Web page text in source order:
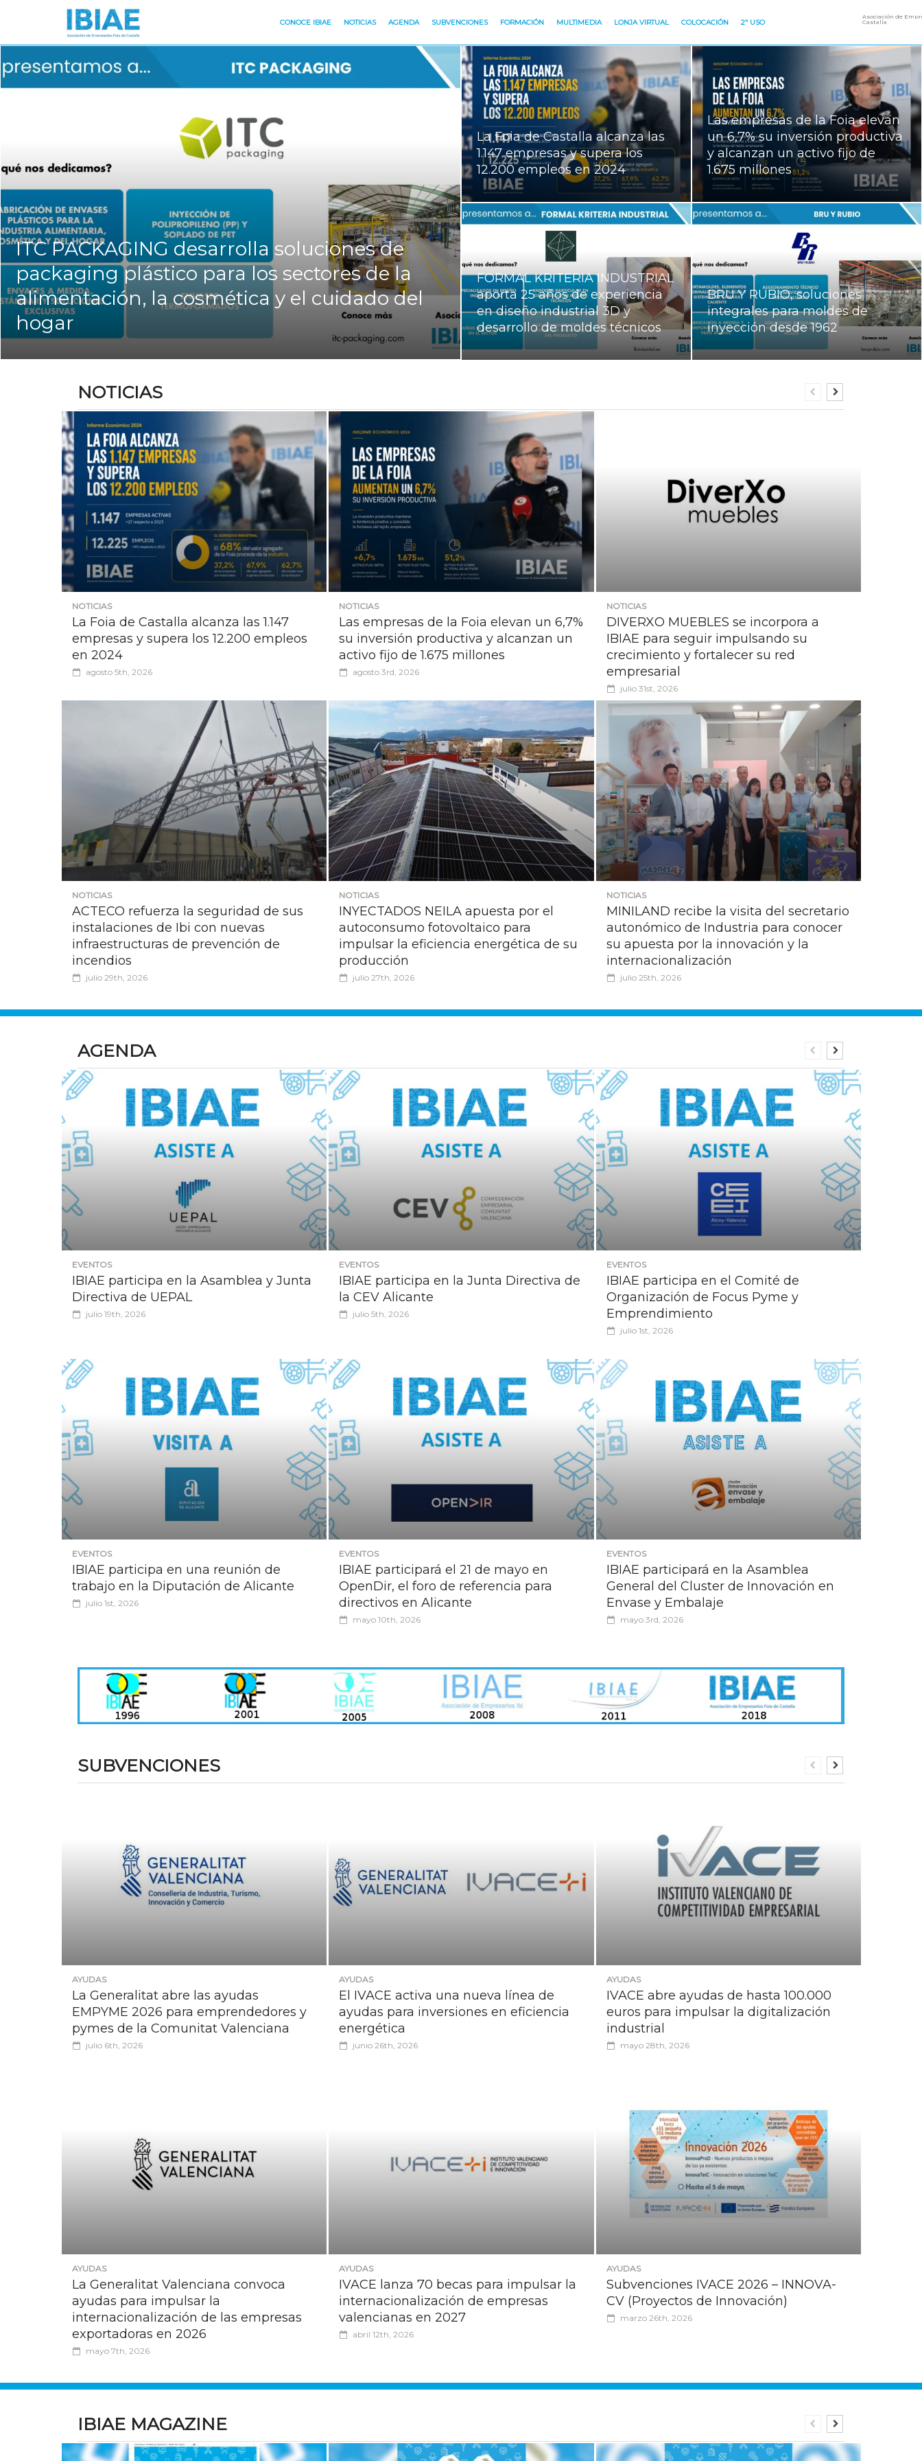
CONOCE IBIAE NOTICIAS AGENDA SUBVENCIONES FORMACIÓN MULTIMEDIA LONJA VIRTUAL COLOCACIÓN 2º USO
Asociación de
Castalla
ITC PACKAGING desarrolla soluciones de
packaging plástico para los sectores de la
alimentación, la cosmética y el cuidado del
hogar
La Foia de Castalla alcanza las
1.147 empresas y supera los
12.200 empleos en 2024
FORMAL KRITERIA INDUSTRIAL
aporta 25 años de experiencia
en diseño industrial 3D y
desarrollo de moldes técnicos
Las empresas de la Foia elevan
un 6,7% su inversión productiva
y alcanzan un activo fijo de
1.675 millones
BRU Y RUBIO, soluciones
integrales para moldes de
inyección desde 1962
NOTICIAS
NOTICIAS
La Foia de Castalla alcanza las 1.147
empresas y supera los 12.200 empleos
en 2024
agosto 5th, 2026
NOTICIAS
Las empresas de la Foia elevan un 6,7%
su inversión productiva y alcanzan un
activo fijo de 1.675 millones
agosto 3rd, 2026
NOTICIAS
DIVERXO MUEBLES se incorpora a
IBIAE para seguir impulsando su
crecimiento y fortalecer su red
empresarial
julio 31st, 2026
NOTICIAS
ACTECO refuerza la seguridad de sus
instalaciones de Ibi con nuevas
infraestructuras de prevención de
incendios
julio 29th, 2026
NOTICIAS
INYECTADOS NEILA apuesta por el
autoconsumo fotovoltaico para
impulsar la eficiencia energética de su
producción
julio 27th, 2026
NOTICIAS
MINILAND recibe la visita del secretario
autonómico de Industria para conocer
su apuesta por la innovación y la
internacionalización
julio 25th, 2026
AGENDA
EVENTOS
IBIAE participa en la Asamblea y Junta
Directiva de UEPAL
julio 19th, 2026
EVENTOS
IBIAE participa en la Junta Directiva de
la CEV Alicante
julio 5th, 2026
EVENTOS
IBIAE participa en el Comité de
Organización de Focus Pyme y
Emprendimiento
julio 1st, 2026
EVENTOS
IBIAE participa en una reunión de
trabajo en la Diputación de Alicante
julio 1st, 2026
EVENTOS
IBIAE participará el 21 de mayo en
OpenDir, el foro de referencia para
directivos en Alicante
mayo 10th, 2026
EVENTOS
IBIAE participará en la Asamblea
General del Cluster de Innovación en
Envase y Embalaje
mayo 3rd, 2026
SUBVENCIONES
AYUDAS
La Generalitat abre las ayudas
EMPYME 2026 para emprendedores y
pymes de la Comunitat Valenciana
julio 6th, 2026
AYUDAS
El IVACE activa una nueva línea de
ayudas para inversiones en eficiencia
energética
junio 26th, 2026
AYUDAS
IVACE abre ayudas de hasta 100.000
euros para impulsar la digitalización
industrial
mayo 28th, 2026
AYUDAS
La Generalitat Valenciana convoca
ayudas para impulsar la
internacionalización de las empresas
exportadoras en 2026
mayo 7th, 2026
AYUDAS
IVACE lanza 70 becas para impulsar la
internacionalización de empresas
valencianas en 2027
abril 12th, 2026
AYUDAS
Subvenciones IVACE 2026 – INNOVA-
CV (Proyectos de Innovación)
marzo 26th, 2026
IBIAE MAGAZINE